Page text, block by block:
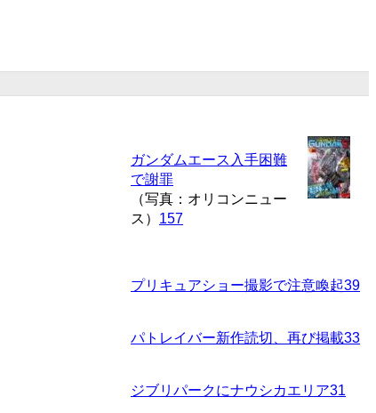
ガンダムエース入手困難
で謝罪
（写真：オリコンニュー
ス） 157
プリキュアショー撮影で注意喚起39
パトレイバー新作読切、再び掲載33
ジブリパークにナウシカエリア31